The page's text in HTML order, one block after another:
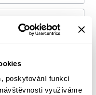
poskytování funkcí
využíváme